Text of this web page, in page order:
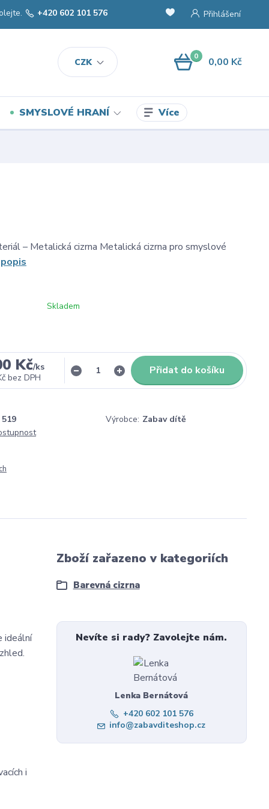
CZK
Přihlášení
+420 602 101 576
0 0,00 Kč
SMYSLOVÉ HRANÍ Více
– Metalická cizrna Metalická cizrna pro smyslové
Skladem
Kč/ks
bez DPH
Přidat do košíku
519 Výrobce: Zabav dítě
ideální
i
Zboží zařazeno v kategoriích
Barevná cizrna
Nevíte si rady? Zavolejte nám.
Lenka Bernátová
+420 602 101 576
info@zabavditeshop.cz